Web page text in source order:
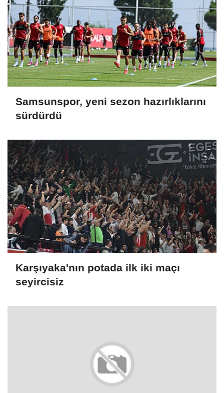
Samsunspor, yeni sezon hazırlıklarını
sürdürdü
Karşıyaka'nın potada ilk iki maçı
seyircisiz